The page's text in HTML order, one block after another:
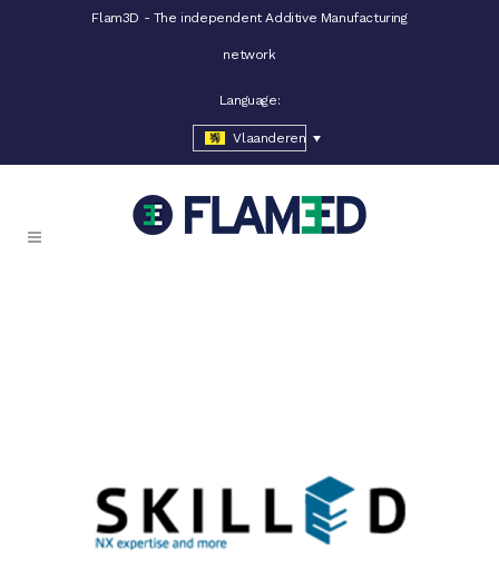
Flam3D - The independent Additive Manufacturing
network
Language:
Vlaanderen